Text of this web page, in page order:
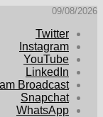
09/08/2026
Twitter
Instagram
YouTube
LinkedIn
Broadcast
Snapchat
WhatsApp